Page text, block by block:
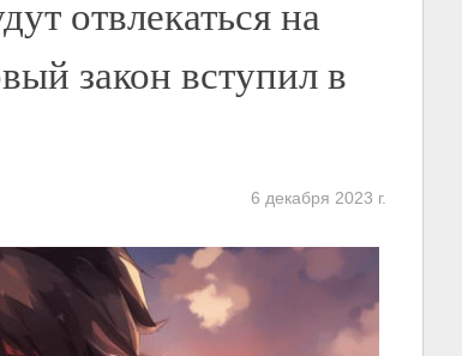
отвлекаться на
закон вступил в
6 декабря 2023 г.